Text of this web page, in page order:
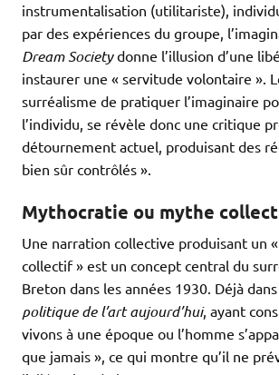
instrumentalisation (utilitariste),
par des expériences du groupe,
Dream Societydonne l’illusion d’une
instaurer une « servitude volontaire ».
surréalisme de pratiquer l’imaginaire
l’individu, se révèle donc une critique
détournement actuel, produisant des
bien sûr contrôlés ».
Mythocratie ou mythe
Une narration collective produisant un
collectif » est un concept central du
Breton dans les années 1930. Déjà
politique de l’art aujourd’hui, ayant
vivons à une époque ou l’homme
que jamais », ce qui montre qu’il ne